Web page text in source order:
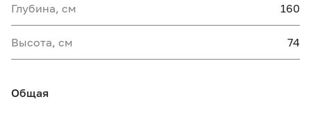
Глубина, см 160
Высота, см 74
Общая